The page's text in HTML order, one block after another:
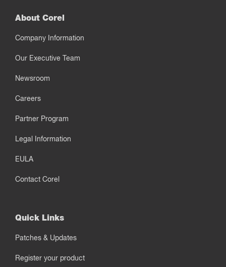
About Corel
Company Information
Our Executive Team
Newsroom
Careers
Partner Program
Legal Information
EULA
Contact Corel
Quick Links
Patches & Updates
Register your product